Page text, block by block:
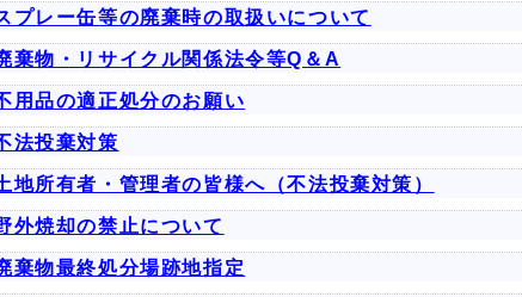
プレー缶等の廃棄時の取扱いについて
棄物・リサイクル関係法令等Q＆A
用品の適正処分のお願い
法投棄対策
地所有者・管理者の皆様へ（不法投棄対策）
外焼却の禁止について
棄物最終処分場跡地指定